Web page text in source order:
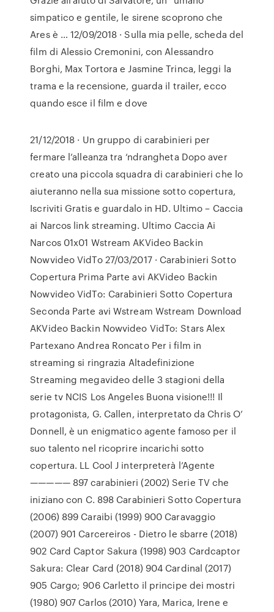
simpatico e gentile, le sirene scoprono che
Ares è … 12/09/2018 · Sulla mia pelle, scheda del
film di Alessio Cremonini, con Alessandro
Borghi, Max Tortora e Jasmine Trinca, leggi la
trama e la recensione, guarda il trailer, ecco
quando esce il film e dove
21/12/2018 · Un gruppo di carabinieri per
fermare l’alleanza tra ‘ndrangheta Dopo aver
creato una piccola squadra di carabinieri che lo
aiuteranno nella sua missione sotto copertura,
Iscriviti Gratis e guardalo in HD. Ultimo – Caccia
ai Narcos link streaming. Ultimo Caccia Ai
Narcos 01x01 Wstream AKVideo Backin
Nowvideo VidTo 27/03/2017 · Carabinieri Sotto
Copertura Prima Parte avi AKVideo Backin
Nowvideo VidTo: Carabinieri Sotto Copertura
Seconda Parte avi Wstream Wstream Download
AKVideo Backin Nowvideo VidTo: Stars Alex
Partexano Andrea Roncato Per i film in
streaming si ringrazia Altadefinizione
Streaming megavideo delle 3 stagioni della
serie tv NCIS Los Angeles Buona visione!!! Il
protagonista, G. Callen, interpretato da Chris O’
Donnell, è un enigmatico agente famoso per il
suo talento nel ricoprire incarichi sotto
copertura. LL Cool J interpreterà l’Agente
————— 897 carabinieri (2002) Serie TV che
iniziano con C. 898 Carabinieri Sotto Copertura
(2006) 899 Caraibi (1999) 900 Caravaggio
(2007) 901 Carcereiros - Dietro le sbarre (2018)
902 Card Captor Sakura (1998) 903 Cardcaptor
Sakura: Clear Card (2018) 904 Cardinal (2017)
905 Cargo; 906 Carletto il principe dei mostri
(1980) 907 Carlos (2010) Yara, Marica, Irene e